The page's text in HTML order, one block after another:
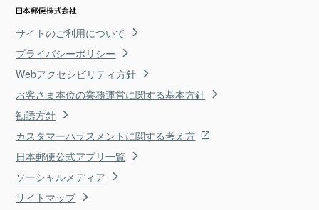
サイトのご利用について
プライバシーポリシー
Webアクセシビリティ方針
お客さま本位の業務運営に関する基本方針
勧誘方針
カスタマーハラスメントに関する考え方
日本郵便公式アプリ一覧
ソーシャルメディア
サイトマップ